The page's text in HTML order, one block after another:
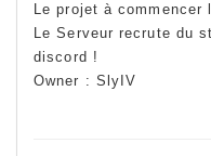
Le projet à commencer
Le Serveur recrute du
discord !
Owner : SlyIV